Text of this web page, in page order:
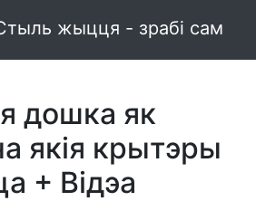
жыцця - зрабі сам
дошка як
якія крытэры
+ Відэа